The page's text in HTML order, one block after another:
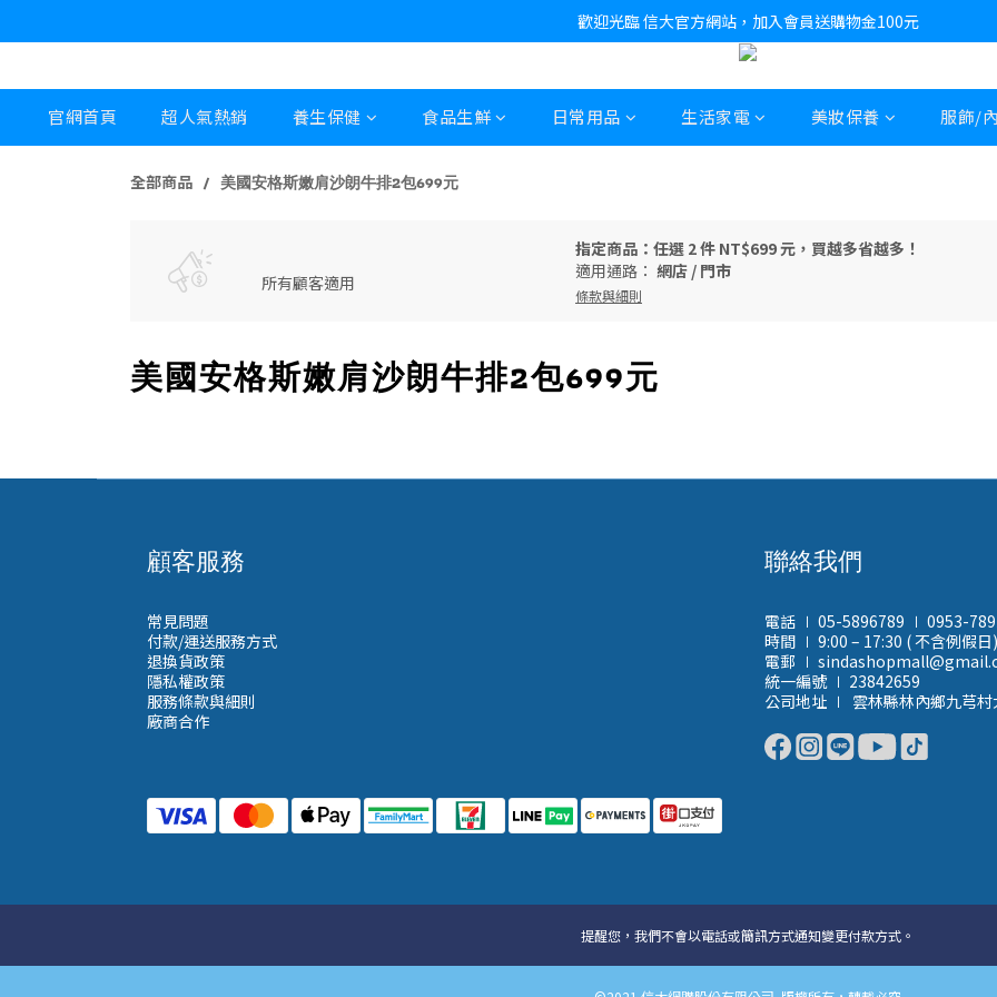
歡迎光臨 信大官方網站，加入會員送購物金100元
官網首頁 超人氣熱銷 養生保健 食品生鮮 日常用品 生活家電 美妝保養 服飾/
全部商品 美國安格斯嫩肩沙朗牛排2包699元
所有顧客適用
指定商品：任選 2 件 NT$699 元，買越多省越多！
適用通路： 網店 / 門市
條款與細則
美國安格斯嫩肩沙朗牛排2包699元
顧客服務
常見問題
付款/運送服務方式
退換貨政策
隱私權政策
服務條款與細則
廠商合作
聯絡我們
電話 ∣ 05-5896789 ∣ 0953-
時間 ∣ 9:00 – 17:30 ( 不含例假日)
電郵 ∣
統一編號 ∣ 23842659
公司地址 ∣ 雲林縣林內鄉九芎村
提醒您，我們不會以電話或簡訊方式通知變更付款方式。